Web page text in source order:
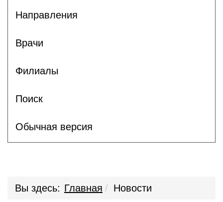
Направления
Врачи
Филиалы
Поиск
Обычная версия
Вы здесь: Главная Новости